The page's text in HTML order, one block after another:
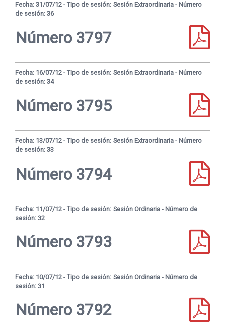
Fecha: 31/07/12 - Tipo de sesión: Sesión Extraordinaria - Número
de sesión: 36
Número 3797
Fecha: 16/07/12 - Tipo de sesión: Sesión Extraordinaria - Número
de sesión: 34
Número 3795
Fecha: 13/07/12 - Tipo de sesión: Sesión Extraordinaria - Número
de sesión: 33
Número 3794
Fecha: 11/07/12 - Tipo de sesión: Sesión Ordinaria - Número de
sesión: 32
Número 3793
Fecha: 10/07/12 - Tipo de sesión: Sesión Ordinaria - Número de
sesión: 31
Número 3792